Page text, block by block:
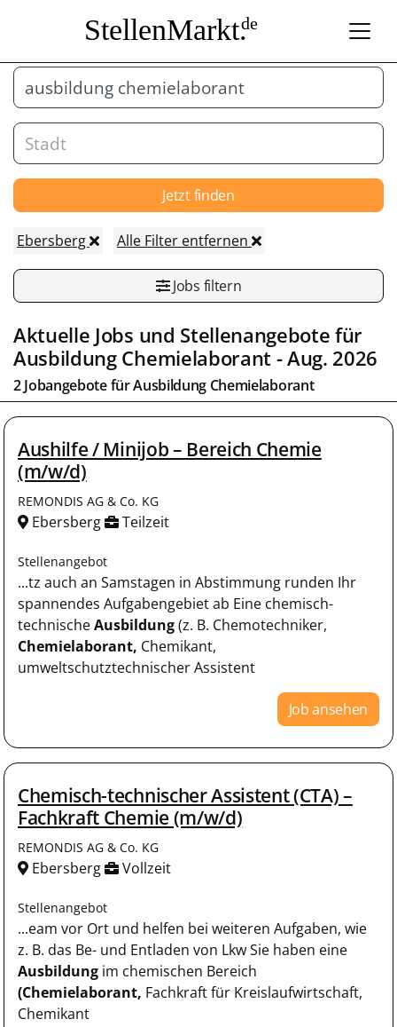
StellenMarkt.de
Jetzt finden
Ebersberg Alle Filter entfernen
Jobs filtern
Aktuelle Jobs und Stellenangebote für
Ausbildung Chemielaborant - Aug. 2026
2 Jobangebote fürAusbildung Chemielaborant
Aushilfe / Minijob – Bereich Chemie
(m/w/d)
REMONDIS AG & Co. KG
Ebersberg Teilzeit
Stellenangebot
...tz auch an Samstagen in Abstimmung runden Ihr
spannendes Aufgabengebiet ab Eine chemisch-
technischeAusbildung(z. B. Chemotechniker,
Chemielaborant, Chemikant,
umweltschutztechnischer Assistent
Job ansehen
Chemisch-technischer Assistent (CTA) –
Fachkraft Chemie (m/w/d)
REMONDIS AG & Co. KG
Ebersberg Vollzeit
Stellenangebot
...eam vor Ort und helfen bei weiteren Aufgaben, wie
z. B. das Be- und Entladen von Lkw Sie haben eine
Ausbildung im chemischen Bereich
(Chemielaborant, Fachkraft für Kreislaufwirtschaft,
Chemikant